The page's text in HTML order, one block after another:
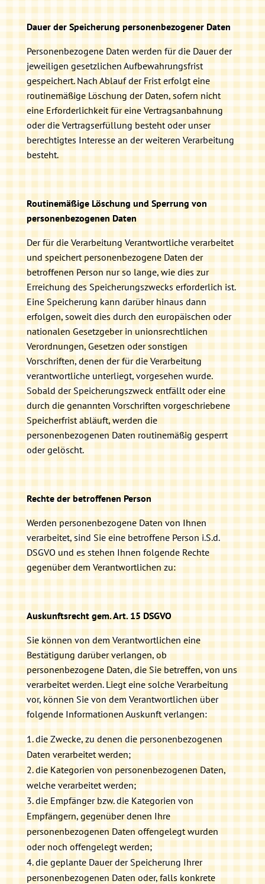
Dauer der Speicherung personenbezogener Daten
Personenbezogene Daten werden für die Dauer der
jeweiligen gesetzlichen Aufbewahrungsfrist
gespeichert. Nach Ablauf der Frist erfolgt eine
routinemäßige Löschung der Daten, sofern nicht
eine Erforderlichkeit für eine Vertragsanbahnung
oder die Vertragserfüllung besteht oder unser
berechtigtes Interesse an der weiteren Verarbeitung
besteht.
Routinemäßige Löschung und Sperrung von
personenbezogenen Daten
Der für die Verarbeitung Verantwortliche verarbeitet
und speichert personenbezogene Daten der
betroffenen Person nur so lange, wie dies zur
Erreichung des Speicherungszwecks erforderlich ist.
Eine Speicherung kann darüber hinaus dann
erfolgen, soweit dies durch den europäischen oder
nationalen Gesetzgeber in unionsrechtlichen
Verordnungen, Gesetzen oder sonstigen
Vorschriften, denen der für die Verarbeitung
verantwortliche unterliegt, vorgesehen wurde.
Sobald der Speicherungszweck entfällt oder eine
durch die genannten Vorschriften vorgeschriebene
Speicherfrist abläuft, werden die
personenbezogenen Daten routinemäßig gesperrt
oder gelöscht.
Rechte der betroffenen Person
Werden personenbezogene Daten von Ihnen
verarbeitet, sind Sie eine betroffene Person i.S.d.
DSGVO und es stehen Ihnen folgende Rechte
gegenüber dem Verantwortlichen zu:
Auskunftsrecht gem. Art. 15 DSGVO
Sie können von dem Verantwortlichen eine
Bestätigung darüber verlangen, ob
personenbezogene Daten, die Sie betreffen, von uns
verarbeitet werden. Liegt eine solche Verarbeitung
vor, können Sie von dem Verantwortlichen über
folgende Informationen Auskunft verlangen:
die Zwecke, zu denen die personenbezogenen
Daten verarbeitet werden;
die Kategorien von personenbezogenen Daten,
welche verarbeitet werden;
die Empfänger bzw. die Kategorien von
Empfängern, gegenüber denen Ihre
personenbezogenen Daten offengelegt wurden
oder noch offengelegt werden;
die geplante Dauer der Speicherung Ihrer
personenbezogenen Daten oder, falls konkrete